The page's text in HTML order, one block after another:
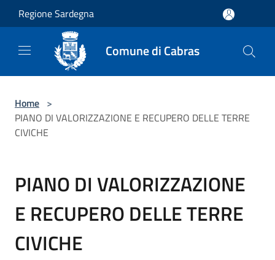
Salta al contenuto principale
Regione Sardegna
Comune di Cabras
Home >
PIANO DI VALORIZZAZIONE E RECUPERO DELLE TERRE
CIVICHE
PIANO DI VALORIZZAZIONE
E RECUPERO DELLE TERRE
CIVICHE